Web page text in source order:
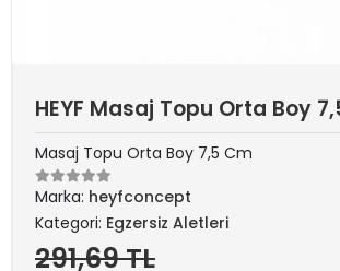
HEYF Masaj Topu Orta Boy
Masaj Topu Orta Boy 7,5 Cm
Marka: heyfconcept
Kategori: Egzersiz Aletleri
291,69 TL